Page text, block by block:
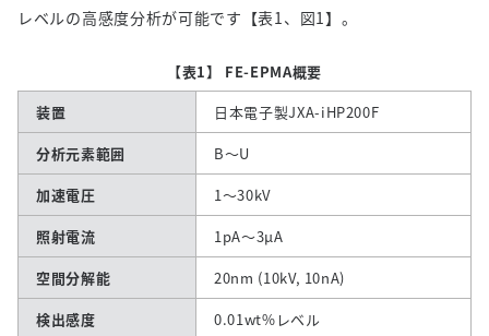
レベルの高感度分析が可能です【表1、図1】。
【表1】 FE-EPMA概要
装置
日本電子製JXA-iHP200F
分析元素範囲
B～U
加速電圧
1～30kV
照射電流
1pA～3µA
空間分解能
20nm (10kV, 10nA)
検出感度
0.01wt%レベル